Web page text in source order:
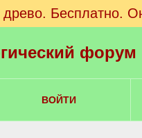
древо. Бесплатно.
ВОЙТИ